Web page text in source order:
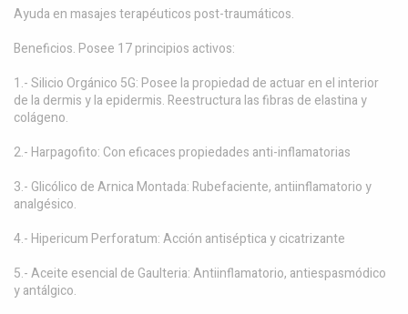
Ayuda en masajes terapéuticos post-traumáticos.
Beneficios. Posee 17 principios activos:
1.- Silicio Orgánico 5G: Posee la propiedad de actuar en el interior
de la dermis y la epidermis. Reestructura las fibras de elastina y
colágeno.
2.- Harpagofito: Con eficaces propiedades anti-inflamatorias
3.- Glicólico de Arnica Montada: Rubefaciente, antiinflamatorio y
analgésico.
4.- Hipericum Perforatum: Acción antiséptica y cicatrizante
5.- Aceite esencial de Gaulteria: Antiinflamatorio, antiespasmódico
y antálgico.